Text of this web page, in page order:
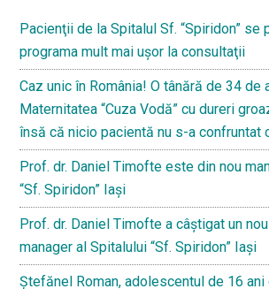
Pacienţii de la Spitalul Sf. “Spiridon” se
programa mult mai uşor la consultaţii
Caz unic în România! O tânără de 34 de
Maternitatea “Cuza Vodă” cu dureri
însă că nicio pacientă nu s-a confruntat
Prof. dr. Daniel Timofte este din nou
“Sf. Spiridon” Iaşi
Prof. dr. Daniel Timofte a câștigat un
manager al Spitalului “Sf. Spiridon” Iași
Ştefănel Roman, adolescentul de 16 ani